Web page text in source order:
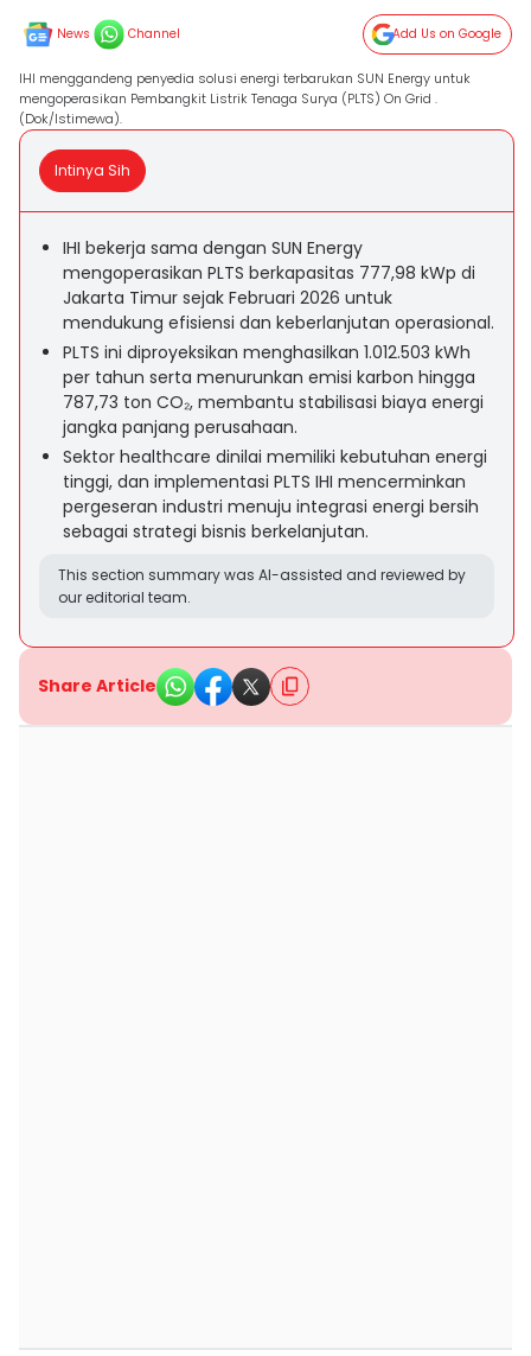
News Channel Add Us on Google
IHI menggandeng penyedia solusi energi terbarukan SUN Energy untuk
mengoperasikan Pembangkit Listrik Tenaga Surya (PLTS) On Grid .
(Dok/Istimewa).
Intinya Sih
IHI bekerja sama dengan SUN Energy
mengoperasikan PLTS berkapasitas 777,98 kWp di
Jakarta Timur sejak Februari 2026 untuk
mendukung efisiensi dan keberlanjutan operasional.
PLTS ini diproyeksikan menghasilkan 1.012.503 kWh
per tahun serta menurunkan emisi karbon hingga
787,73 ton CO₂, membantu stabilisasi biaya energi
jangka panjang perusahaan.
Sektor healthcare dinilai memiliki kebutuhan energi
tinggi, dan implementasi PLTS IHI mencerminkan
pergeseran industri menuju integrasi energi bersih
sebagai strategi bisnis berkelanjutan.
This section summary was AI-assisted and reviewed by
our editorial team.
Share Article